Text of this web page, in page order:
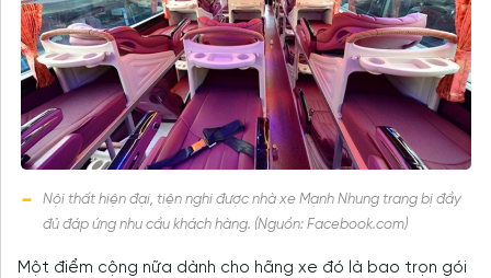
Nội thất hiện đại, tiện nghi được nhà xe Mạnh Nhung trang bị đầy
đủ đáp ứng nhu cầu khách hàng. (Nguồn: Facebook.com)
Một điểm cộng nữa dành cho hãng xe đó là bao trọn gói